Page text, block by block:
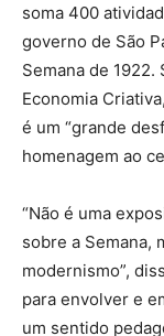
soma 400
governo de São
Semana de
Economia
é um “grande
homenagem ao
“Não é uma
sobre a Semana,
modernismo”,
para envolver e
um sentido